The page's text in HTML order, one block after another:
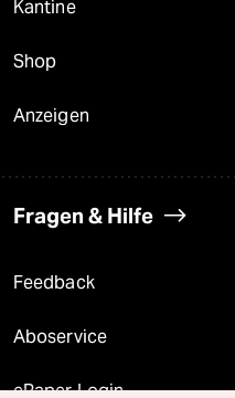
Kantine
Shop
Anzeigen
Fragen & Hilfe
Feedback
Aboservice
ePaper Login